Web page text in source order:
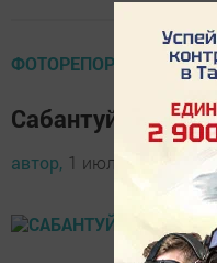
ФОТОРЕПОРТАЖ
Сабантуй в
автор, 1 июля 2017 -